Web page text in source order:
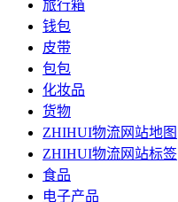
旅行箱
钱包
皮带
包包
化妆品
货物
ZHIHUI物流网站地图
ZHIHUI物流网站标签
食品
电子产品